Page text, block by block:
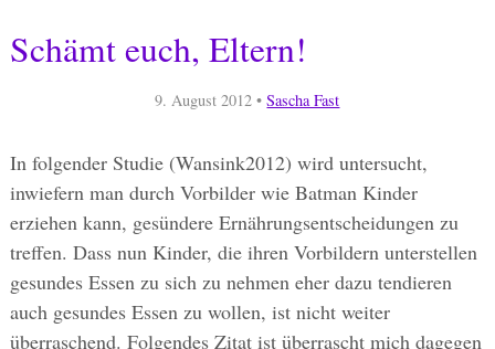
Schämt euch, Eltern!
9. August 2012 •Sascha Fast
In folgender Studie (Wansink2012) wird untersucht,
inwiefern man durch Vorbilder wie Batman Kinder
erziehen kann, gesündere Ernährungsentscheidungen zu
treffen. Dass nun Kinder, die ihren Vorbildern unterstellen
gesundes Essen zu sich zu nehmen eher dazu tendieren
auch gesundes Essen zu wollen, ist nicht weiter
überraschend. Folgendes Zitat ist überrascht mich dagegen